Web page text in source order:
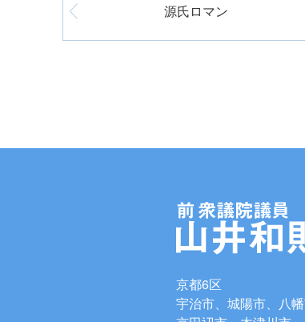
源氏ロマン
京都6区
宇治市、城陽市、八幡